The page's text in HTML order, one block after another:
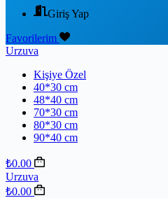
Giriş Yap
Favorilerim
Urzuva
Kişiye Özel
40*30 cm
48*40 cm
70*30 cm
80*30 cm
90*40 cm
₺0.00
Urzuva
₺0.00